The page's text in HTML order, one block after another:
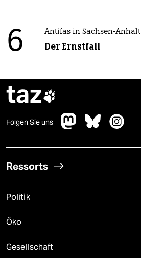
6 Antifas in Sachsen-Anhalt
Der Ernstfall
taz
Folgen Sie uns
Ressorts
Politik
Öko
Gesellschaft